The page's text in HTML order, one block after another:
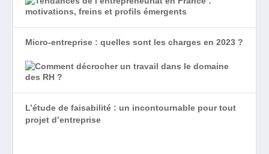
Micro-entreprise : quelles sont les charges en 2023 ?
L’étude de faisabilité : un incontournable pour tout
projet d’entreprise